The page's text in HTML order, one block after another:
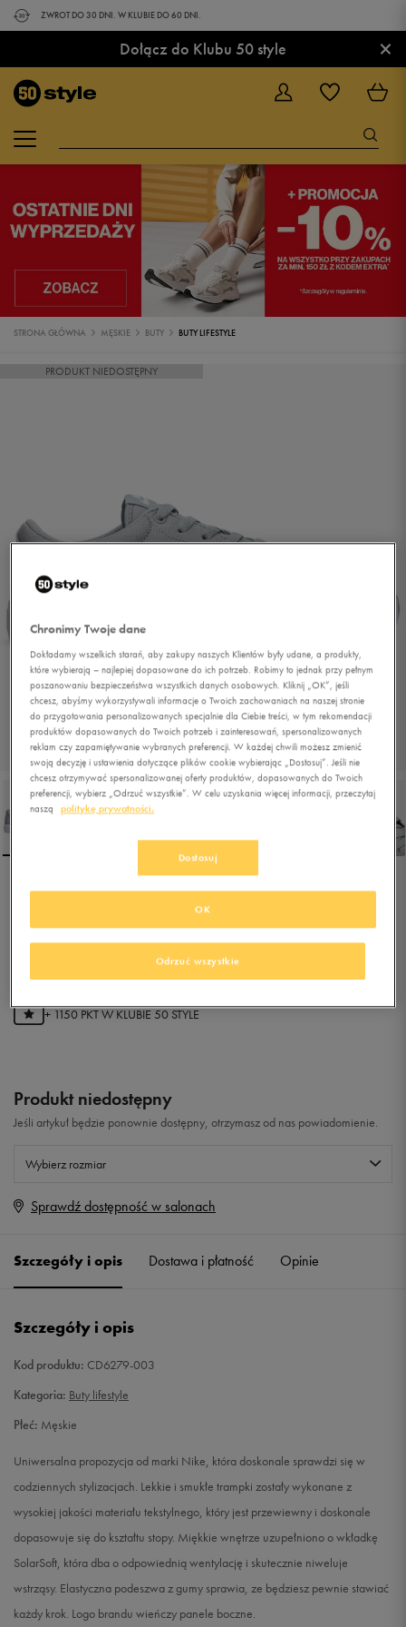
ZWROT DO 30 DNI. W KLUBIE DO 60 DNI.
Dołącz do Klubu 50 style ×
STRONA GŁÓWNA MĘSKIE BUTY BUTY LIFESTYLE
PRODUKT NIEDOSTĘPNY
NIKE SB CHARGE
229,99złz Vat
+ 1150 PKT WKLUBIE 50 STYLE
Produkt niedostępny
Jeśli artykuł będzie ponownie dostępny, otrzymasz od nas powiadomienie.
Wybierz rozmiar
Rozmiary EU
43 27,5 cm
44
44,5 28,5 cm Powiadom o dostępności
29 cm
45,5 Powiadom o dostępności
46 30 cm
Sprawdź dostępność w salonach
Szczegóły i opis Dostawa i płatność Opinie
Szczegóły i opis
Kod produktu: CD6279-003
Kategoria: Buty lifestyle
Płeć: Męskie
Uniwersalna propozycja od marki Nike, która doskonale sprawdzi się w
codziennych stylizacjach. Lekkie i smukłe trampki zostały wykonane z
wysokiej jakości materiału tekstylnego, który jest przewiewny i doskonale
dopasowuje się do kształtu stopy. Miękkie wnętrze uzupełniono o wkładkę
SolarSoft, która dba o odpowiednią wentylację i skutecznie niweluje
wstrząsy. Elastyczna podeszwa z gumy sprawia, ze będziesz pewnie stawiać
każdy krok. Logo brandu wieńczy panele boczne.
Chronimy Twoje dane
Dokładamy wszelkich starań, aby zakupy naszych Klientów były udane, a produkty,
które wybierają – najlepiej dopasowane do ich potrzeb. Robimy to jednak przy pełnym
poszanowaniu bezpieczeństwa wszystkich danych osobowych. Kliknij „OK”, jeśli
chcesz, abyśmy wykorzystywali informacje o Twoich zachowaniach na naszej stronie
do przygotowania personalizowanych specjalnie dla Ciebie treści, w tym rekomendacji
produktów dopasowanych do Twoich potrzeb i zainteresowań, spersonalizowanych
reklam czy zapamiętywanie wybranych preferencji. W każdej chwili możesz zmienić
swoją decyzję i ustawienia dotyczące plików cookie wybierając „Dostosuj”. Jeśli nie
chcesz otrzymywać spersonalizowanej oferty produktów, dopasowanych do Twoich
preferencji, wybierz „Odrzuć wszystkie”. W celu uzyskania więcej informacji, przeczytaj
naszą
politykę prywatności.
Dostosuj
Odrzuć wszystkie
OK